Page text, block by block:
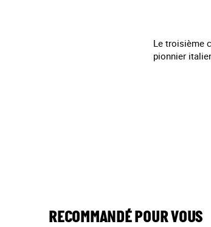
Le troisième
pionnier
RECOMMANDÉ POUR VOUS